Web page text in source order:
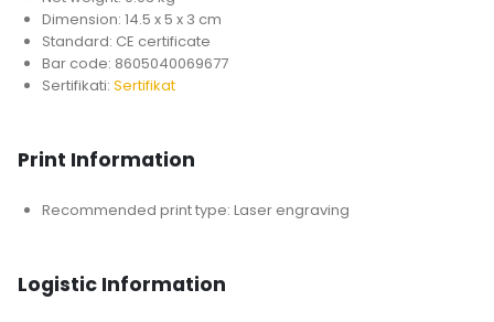
Dimension: 14.5 x 5 x 3 cm
Standard: CE certificate
Bar code: 8605040069677
Sertifikati:Sertifikat
Print Information
Recommended print type: Laser engraving
Logistic Information